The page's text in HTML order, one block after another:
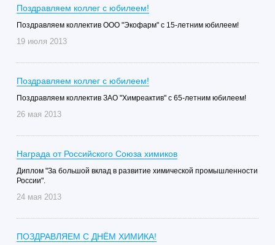
Поздравляем коллег с юбилеем!
Поздравляем коллектив ООО "Экофарм" с 15-летним юбилеем!
19 июля 2013
Поздравляем коллег с юбилеем!
Поздравляем коллектив ЗАО "Химреактив" с 65-летним юбилеем!
26 мая 2013
Награда от Российского Союза химиков
Диплом "За большой вклад в развитие химической промышленности
России".
24 мая 2013
ПОЗДРАВЛЯЕМ С ДНЁМ ХИМИКА!